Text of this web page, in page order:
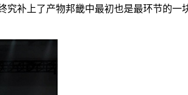
补上了产物邦畿中最初也是最环节的